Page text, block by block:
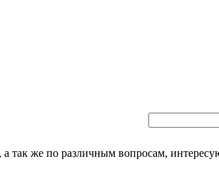
так же по различным вопросам,